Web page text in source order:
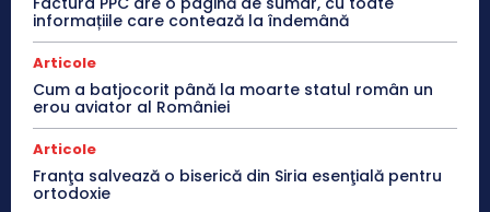
informațiile care contează la îndemână
Articole
Cum a batjocorit până la moarte statul român un
erou aviator al României
Articole
Franţa salvează o biserică din Siria esenţială pentru
ortodoxie